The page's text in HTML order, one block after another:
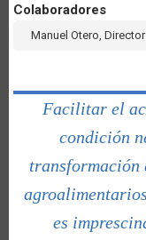
Colaboradores
Manuel Otero,
Facilitar el
condición
transformación
es